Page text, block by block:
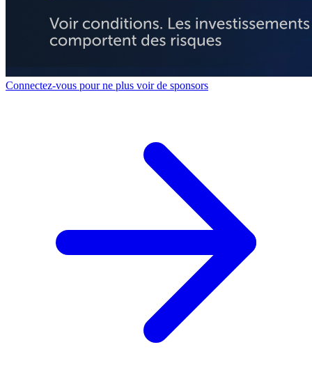
Connectez-vous pour ne plus voir de sponsors